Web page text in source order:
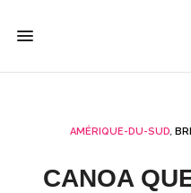
AMÉRIQUE-DU-SUD,
CANOA